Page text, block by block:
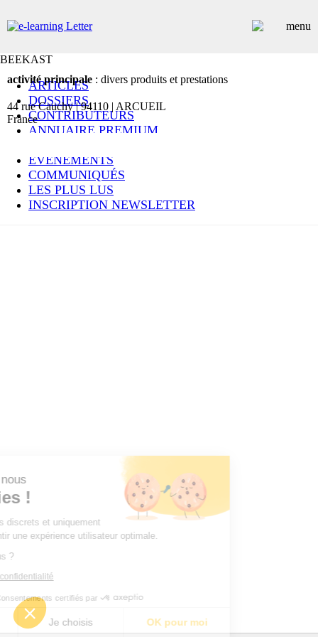
nous
!
très discrets et uniquement
une expérience utilisateur optimale.
vous ?
de confidentialité
Consentements certifiés par
Je choisis OK pour moi
ARTICLES
DOSSIERS
CONTRIBUTEURS
ANNUAIRE PREMIUM
ÉVÉNEMENTS
COMMUNIQUÉS
LES PLUS LUS
INSCRIPTION NEWSLETTER
BEEKAST
activité principale : divers produits et prestations
44 rue Cauchy | 94110 | ARCUEIL
France